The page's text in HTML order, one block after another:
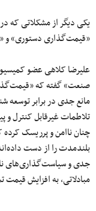
یکی دیگر از مشکلاتی که
«قیمت‌گذاری دستوری»
علیرضا کلاهی عضو
صنعت» گفته که
مانع جدی در برابر توسعه
تلاطمات غیرقابل کنترل و
چنان ناامن و پرریسک کرده
بلندمدت را از دست
جدی و سیاست‌گذاری‌های
مبادلاتی، به افزایش